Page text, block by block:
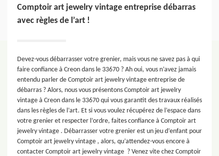
Comptoir art jewelry vintage entreprise débarras
avec règles de l’art !
Devez-vous débarrasser votre grenier, mais vous ne savez pas à qui
faire confiance à Creon dans le 33670 ? Ah oui, vous n’avez jamais
entendu parler de Comptoir art jewelry vintage entreprise de
débarras ? Alors, nous vous présentons Comptoir art jewelry
vintage à Creon dans le 33670 qui vous garantit des travaux réalisés
dans les règles de l’art. Et si vous voulez récupérez de l’espace dans
votre grenier et respecter l’ordre, faites confiance à Comptoir art
jewelry vintage . Débarrasser votre grenier est un jeu d’enfant pour
Comptoir art jewelry vintage , alors, qu’attendez-vous encore à
contacter Comptoir art jewelry vintage ? Venez vite chez Comptoir